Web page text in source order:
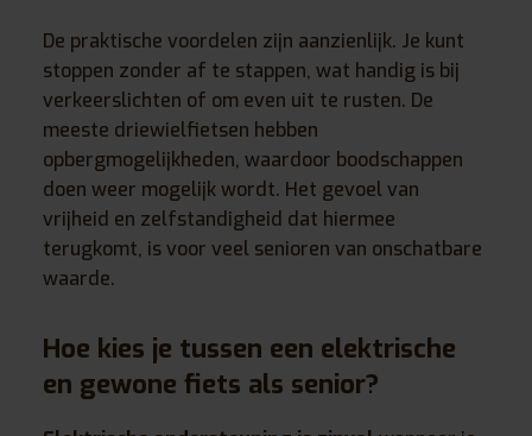
De praktische voordelen zijn aanzienlijk. Je kunt
stoppen zonder af te stappen, wat handig is bij
verkeerslichten of om even uit te rusten. De
meeste driewielfietsen hebben
opbergmogelijkheden, waardoor boodschappen
doen weer mogelijk wordt. Het gevoel van
vrijheid en zelfstandigheid dat hiermee
terugkomt, is voor veel senioren van onschatbare
waarde.
Hoe kies je tussen een elektrische
en gewone fiets als senior?